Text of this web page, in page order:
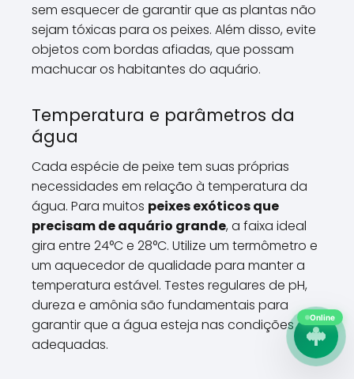
sem esquecer de garantir que as plantas não
sejam tóxicas para os peixes. Além disso, evite
objetos com bordas afiadas, que possam
machucar os habitantes do aquário.
Temperatura e parâmetros da
água
Cada espécie de peixe tem suas próprias
necessidades em relação à temperatura da
água. Para muitos peixes exóticos que
precisam de aquário grande, a faixa ideal
gira entre 24°C e 28°C. Utilize um termômetro e
um aquecedor de qualidade para manter a
temperatura estável. Testes regulares de pH,
dureza e amônia são fundamentais para
garantir que a água esteja nas condições
adequadas.
Online